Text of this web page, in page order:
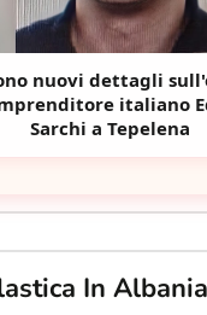
nuovi dettagli
italiano
Sarchi a Tepelena
In Albania